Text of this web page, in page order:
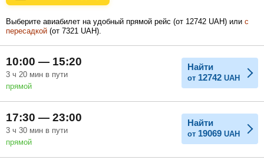
Ноябрь
23 309 UAH
Выберите авиабилет на удобный прямой рейс (от 12742 UAH) или с
пересадкой (от 7321 UAH).
10:00 — 15:20
3 ч 20 мин в пути
прямой
Найти
от 12742 UAH
17:30 — 23:00
3 ч 30 мин в пути
прямой
Найти
от 19069 UAH